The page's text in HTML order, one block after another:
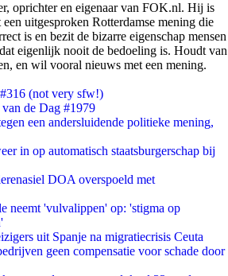
oprichter en eigenaar van FOK.nl. Hij is
een uitgesproken Rotterdamse mening die
is en bezit de bizarre eigenschap mensen
eigenlijk nooit de bedoeling is. Houdt van
en wil vooral nieuws met een mening.
(not very sfw!)
de Dag #1979
een andersluidende politieke mening,
in op automatisch staatsburgerschap bij
DOA overspoeld met
neemt 'vulvalippen' op: 'stigma op
uit Spanje na migratiecrisis Ceuta
geen compensatie voor schade door